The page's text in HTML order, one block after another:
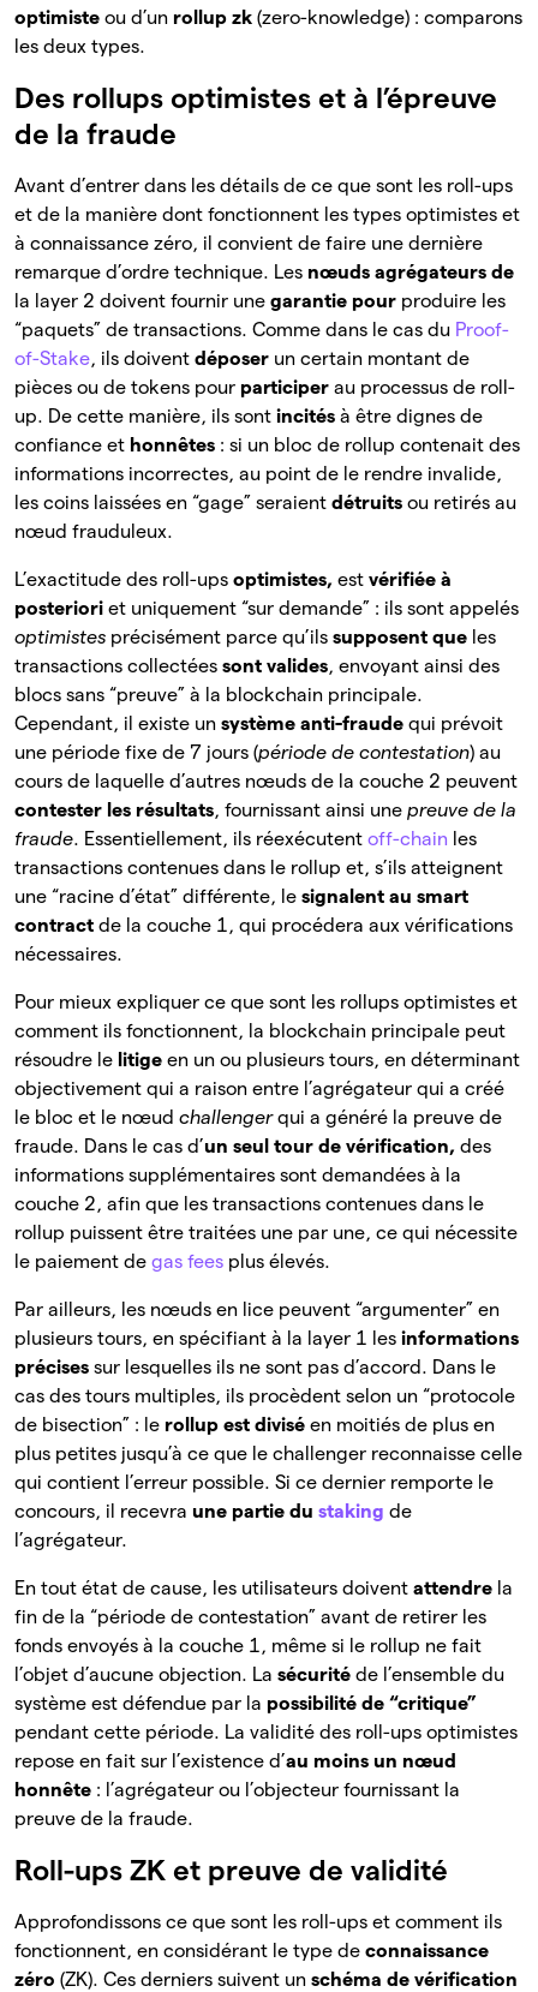
optimiste ou d’un rollup zk (zero-knowledge) : comparons
les deux types.
Des rollups optimistes et à l’épreuve
de la fraude
Avant d’entrer dans les détails de ce que sont les roll-ups
et de la manière dont fonctionnent les types optimistes et
à connaissance zéro, il convient de faire une dernière
remarque d’ordre technique. Les nœuds agrégateurs de
la layer 2 doivent fournir une garantie pour produire les
“paquets” de transactions. Comme dans le cas du Proof-
of-Stake, ils doivent déposer un certain montant de
pièces ou de tokens pour participer au processus de roll-
up. De cette manière, ils sont incités à être dignes de
confiance et honnêtes : si un bloc de rollup contenait des
informations incorrectes, au point de le rendre invalide,
les coins laissées en “gage” seraient détruits ou retirés au
nœud frauduleux.
L’exactitude des roll-ups optimistes, est vérifiée à
posteriori et uniquement “sur demande” : ils sont appelés
optimistes précisément parce qu’ils supposent que les
transactions collectées sont valides, envoyant ainsi des
blocs sans “preuve” à la blockchain principale.
Cependant, il existe un système anti-fraude qui prévoit
une période fixe de 7 jours (période de contestation) au
cours de laquelle d’autres nœuds de la couche 2 peuvent
contester les résultats, fournissant ainsi une preuve de la
fraude. Essentiellement, ils réexécutent off-chain les
transactions contenues dans le rollup et, s’ils atteignent
une “racine d’état” différente, le signalent au smart
contract de la couche 1, qui procédera aux vérifications
nécessaires.
Pour mieux expliquer ce que sont les rollups optimistes et
comment ils fonctionnent, la blockchain principale peut
résoudre le litige en un ou plusieurs tours, en déterminant
objectivement qui a raison entre l’agrégateur qui a créé
le bloc et le nœud challengerqui a généré la preuve de
fraude. Dans le cas d’un seul tour de vérification, des
informations supplémentaires sont demandées à la
couche 2, afin que les transactions contenues dans le
rollup puissent être traitées une par une, ce qui nécessite
le paiement de gas fees plus élevés.
Par ailleurs, les nœuds en lice peuvent “argumenter” en
plusieurs tours, en spécifiant à la layer 1 les informations
précises sur lesquelles ils ne sont pas d’accord. Dans le
cas des tours multiples, ils procèdent selon un “protocole
de bisection” : le rollup est divisé en moitiés de plus en
plus petites jusqu’à ce que le challenger reconnaisse celle
qui contient l’erreur possible. Si ce dernier remporte le
concours, il recevra une partie du staking de
l’agrégateur.
En tout état de cause, les utilisateurs doivent attendre la
fin de la “période de contestation” avant de retirer les
fonds envoyés à la couche 1, même si le rollup ne fait
l’objet d’aucune objection. La sécurité de l’ensemble du
système est défendue par la possibilité de “critique”
pendant cette période. La validité des roll-ups optimistes
repose en fait sur l’existence d’au moins un nœud
honnête : l’agrégateur ou l’objecteur fournissant la
preuve de la fraude.
Roll-ups ZK et preuve de validité
Approfondissons ce que sont les roll-ups et comment ils
fonctionnent, en considérant le type de connaissance
zéro (ZK). Ces derniers suivent un schéma de vérification